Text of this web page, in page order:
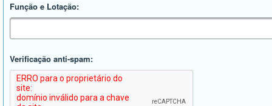
Função e Lotação:
Verificação anti-spam: